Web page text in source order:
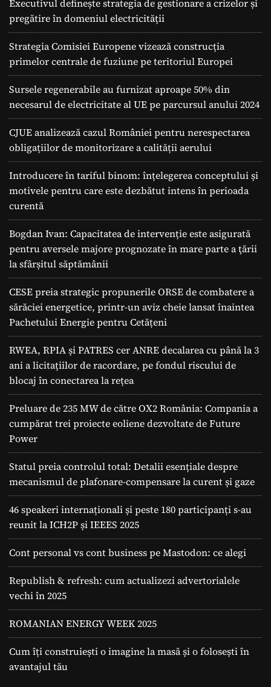
Executivul definește strategia de gestionare a crizelor și
pregătire în domeniul electricității
Strategia Comisiei Europene vizează construcția
primelor centrale de fuziune pe teritoriul Europei
Sursele regenerabile au furnizat aproape 50% din
necesarul de electricitate al UE pe parcursul anului 2024
CJUE analizează cazul României pentru nerespectarea
obligațiilor de monitorizare a calității aerului
Introducere în tariful binom: înțelegerea conceptului și
motivele pentru care este dezbătut intens în perioada
curentă
Bogdan Ivan: Capacitatea de intervenție este asigurată
pentru aversele majore prognozate în mare parte a ţării
la sfârșitul săptămânii
CESE preia strategic propunerile ORSE de combatere a
sărăciei energetice, printr-un aviz cheie lansat înaintea
Pachetului Energie pentru Cetățeni
RWEA, RPIA și PATRES cer ANRE decalarea cu până la 3
ani a licitațiilor de racordare, pe fondul riscului de
blocaj în conectarea la rețea
Preluare de 235 MW de către OX2 România: Compania a
cumpărat trei proiecte eoliene dezvoltate de Future
Power
Statul preia controlul total: Detalii esențiale despre
mecanismul de plafonare-compensare la curent și gaze
46 speakeri internaționali și peste 180 participanți s-au
reunit la ICH2P și IEEES 2025
Cont personal vs cont business pe Mastodon: ce alegi
Republish & refresh: cum actualizezi advertorialele
vechi în 2025
ROMANIAN ENERGY WEEK 2025
Cum îți construiești o imagine la masă și o folosești în
avantajul tău